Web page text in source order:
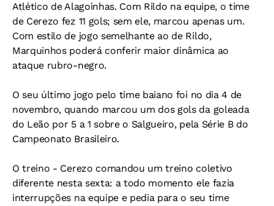
Atlético de Alagoinhas. Com Rildo na equipe, o time
de Cerezo fez 11 gols; sem ele, marcou apenas um.
Com estilo de jogo semelhante ao de Rildo,
Marquinhos poderá conferir maior dinâmica ao
ataque rubro-negro.
O seu último jogo pelo time baiano foi no dia 4 de
novembro, quando marcou um dos gols da goleada
do Leão por 5 a 1 sobre o Salgueiro, pela Série B do
Campeonato Brasileiro.
O treino - Cerezo comandou um treino coletivo
diferente nesta sexta: a todo momento ele fazia
interrupções na equipe e pedia para o seu time